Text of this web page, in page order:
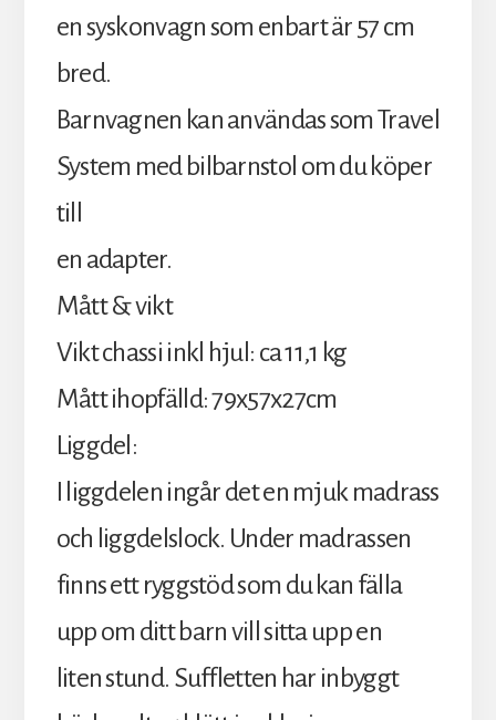
en syskonvagn som enbart är 57 cm
bred.
Barnvagnen kan användas som Travel
System med bilbarnstol om du köper
till
en adapter.
Mått & vikt
Vikt chassi inkl hjul: ca 11,1 kg
Mått ihopfälld: 79x57x27cm
Liggdel:
I liggdelen ingår det en mjuk madrass
och liggdelslock. Under madrassen
finns ett ryggstöd som du kan fälla
upp om ditt barn vill sitta upp en
liten stund. Suffletten har inbyggt